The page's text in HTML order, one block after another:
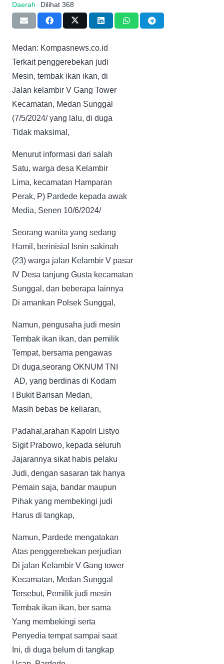
Daerah Dilihat 368
Medan: Kompasnews.co.id
Terkait penggerebekan judi
Mesin, tembak ikan ikan, di
Jalan kelambir V Gang Tower
Kecamatan, Medan Sunggal
(7/5/2024/ yang lalu, di duga
Tidak maksimal,
Menurut informasi dari salah
Satu, warga desa Kelambir
Lima, kecamatan Hamparan
Perak, P) Pardede kepada awak
Media, Senen 10/6/2024/
Seorang wanita yang sedang
Hamil, berinisial Isnin sakinah
(23) warga jalan Kelambir V pasar
IV Desa tanjung Gusta kecamatan
Sunggal, dan beberapa lainnya
Di amankan Polsek Sunggal,
Namun, pengusaha judi mesin
Tembak ikan ikan, dan pemilik
Tempat, bersama pengawas
Di duga,seorang OKNUM TNI
AD, yang berdinas di Kodam
I Bukit Barisan Medan,
Masih bebas be keliaran,
Padahal,arahan Kapolri Listyo
Sigit Prabowo, kepada seluruh
Jajarannya sikat habis pelaku
Judi, dengan sasaran tak hanya
Pemain saja, bandar maupun
Pihak yang membekingi judi
Harus di tangkap,
Namun, Pardede mengatakan
Atas penggerebekan perjudian
Di jalan Kelambir V Gang tower
Kecamatan, Medan Sunggal
Tersebut, Pemilik judi mesin
Tembak ikan ikan, ber sama
Yang membekingi serta
Penyedia tempat sampai saat
Ini, di duga belum di tangkap